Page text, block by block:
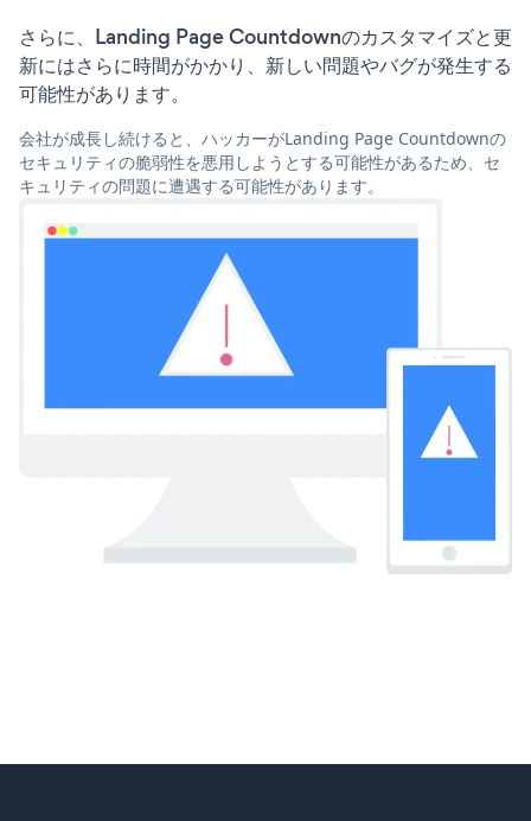
さらに、Landing Page Countdownのカスタマイズと更
新にはさらに時間がかかり、新しい問題やバグが発生する
可能性があります。
会社が成長し続けると、ハッカーがLanding Page Countdownの
セキュリティの脆弱性を悪用しようとする可能性があるため、セ
キュリティの問題に遭遇する可能性があります。